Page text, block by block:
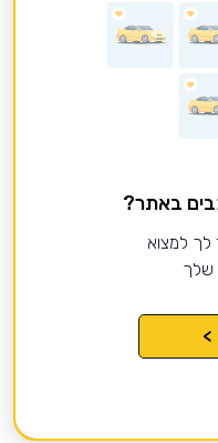
באתר?
לך למצוא
שלך
>